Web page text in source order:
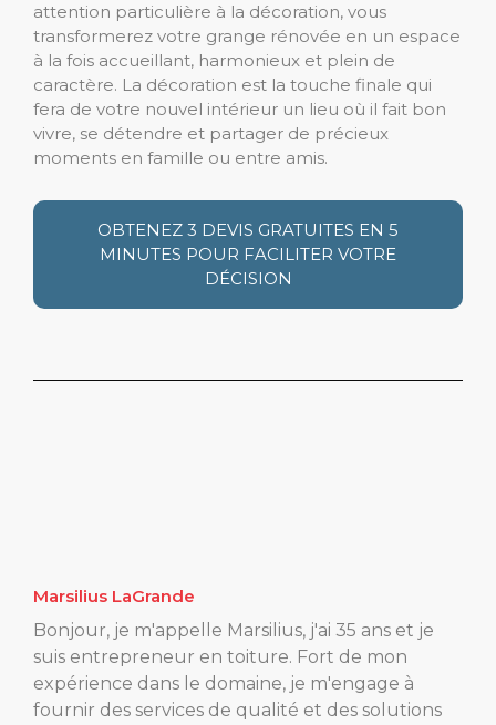
attention particulière à la décoration, vous
transformerez votre grange rénovée en un espace
à la fois accueillant, harmonieux et plein de
caractère. La décoration est la touche finale qui
fera de votre nouvel intérieur un lieu où il fait bon
vivre, se détendre et partager de précieux
moments en famille ou entre amis.
OBTENEZ 3 DEVIS GRATUITES EN 5
MINUTES POUR FACILITER VOTRE
DÉCISION
Marsilius LaGrande
Bonjour, je m'appelle Marsilius, j'ai 35 ans et je
suis entrepreneur en toiture. Fort de mon
expérience dans le domaine, je m'engage à
fournir des services de qualité et des solutions